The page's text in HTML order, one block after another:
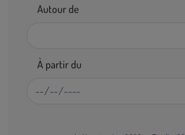
Autour de
À partir du